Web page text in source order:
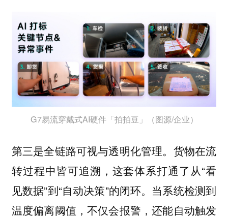
G7易流穿戴式AI硬件「拍拍豆」（图源/企业）
第三是全链路可视与透明化管理。货物在流
转过程中皆可追溯，这套体系打通了从“看
见数据”到“自动决策”的闭环。当系统检测到
温度偏离阈值，不仅会报警，还能自动触发